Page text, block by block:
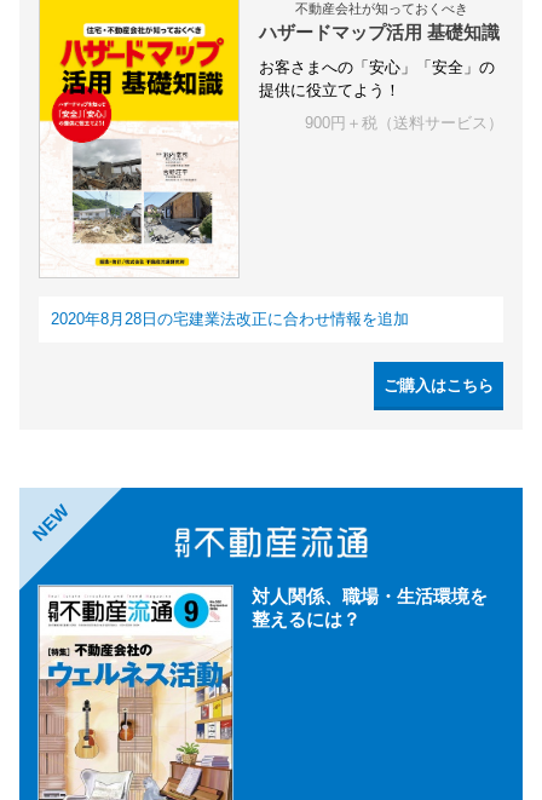
不動産会社が知っておくべき
ハザードマップ活用 基礎知識
お客さまへの「安心」「安全」の
提供に役立てよう！
900円＋税（送料サービス）
2020年8月28日の宅建業法改正に合わせ情報を追加
ご購入はこちら
NEW
対人関係、職場・生活環境を
整えるには？